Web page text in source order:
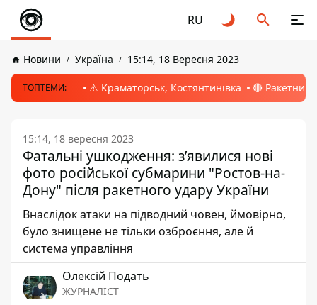
RU
Новини Україна 15:14, 18 Вересня 2023
ТОПТЕМИ: ⚠️ Краматорськ, Костянтинівка 🔴 Ракетний
15:14, 18 вересня 2023
Фатальні ушкодження: зʼявилися нові
фото російської субмарини "Ростов-на-
Дону" після ракетного удару України
Внаслідок атаки на підводний човен, ймовірно,
було знищене не тільки озброєння, але й
система управління
Олексій Подать
ЖУРНАЛІСТ